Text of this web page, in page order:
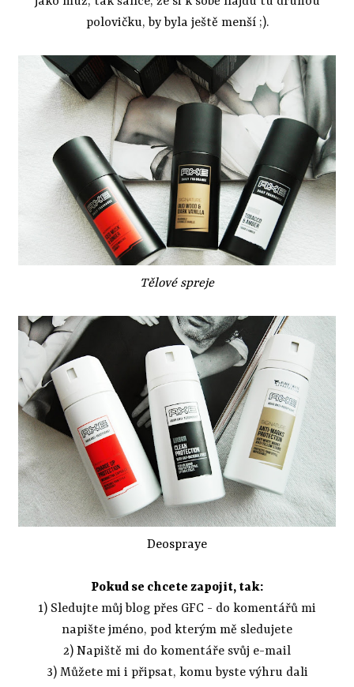
polovičku, by byla ještě menší ;).
Tělové spreje
Deospraye
Pokud se chcete zapojit, tak:
1) Sledujte můj blog přes GFC - do komentářů mi
napište jméno, pod kterým mě sledujete
2) Napiště mi do komentáře svůj e-mail
3) Můžete mi i připsat, komu byste výhru dali